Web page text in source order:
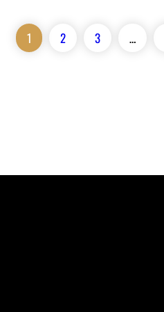
1 2 3 …